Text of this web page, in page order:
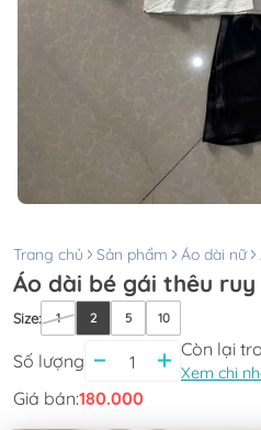
Trang chủ Sản phẩm Áo dài nữ
Áo dài bé gái thêu
Size: 1 2 5 10
Số lượng
Còn lại
Xem chi
Giá bán:180.000